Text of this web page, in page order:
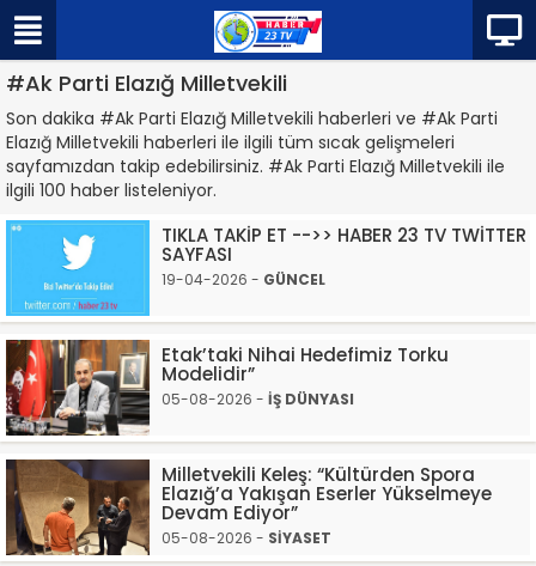
#Ak Parti Elazığ Milletvekili
Son dakika #Ak Parti Elazığ Milletvekili haberleri ve #Ak Parti
Elazığ Milletvekili haberleri ile ilgili tüm sıcak gelişmeleri
sayfamızdan takip edebilirsiniz. #Ak Parti Elazığ Milletvekili ile
ilgili 100 haber listeleniyor.
TIKLA TAKİP ET -->> HABER 23 TV TWİTTER
SAYFASI
19-04-2026 - GÜNCEL
Etak’taki Nihai Hedefimiz Torku
Modelidir”
05-08-2026 - İŞ DÜNYASI
Milletvekili Keleş: “Kültürden Spora
Elazığ’a Yakışan Eserler Yükselmeye
Devam Ediyor”
05-08-2026 - SİYASET